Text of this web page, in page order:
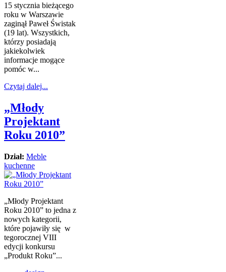
15 stycznia bieżącego
roku w Warszawie
zaginął Paweł Świstak
(19 lat). Wszystkich,
którzy posiadają
jakiekolwiek
informacje mogące
pomóc w...
Czytaj dalej...
„Młody
Projektant
Roku 2010”
Dział: Meble
kuchenne
„Młody Projektant
Roku 2010” to jedna z
nowych kategorii,
które pojawiły się w
tegorocznej VIII
edycji konkursu
„Produkt Roku”...